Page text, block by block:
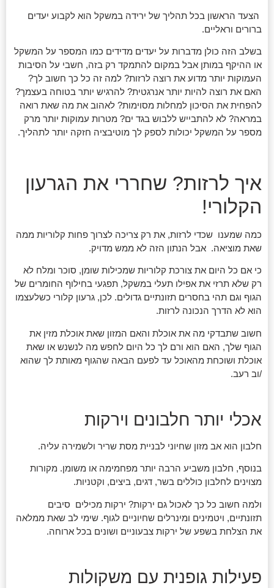
הצעד הראשון בכל תהליך של ירידה במשקל הוא לקבוע יעדים
ברורים וראליים.
בשלב הזה כולן מדברות על יעדים מדידים כמו המספר על המשקל
או ההיקף במותן אבל במקום להתמקד רק בזה, חשבי על הסיבות
העמוקות יותר מדוע את רוצה לרזות? למה זה כל כך חשוב לך?
האם את רוצה להיות יותר אנרגטית? להרגיש יותר בטוחה בעצמך?
להפחית את הסיכון למחלות מסוימות? לאהוב את מה שאת רואה
במראה? לא להתבייש ללבוש בגד ים? מטרות עמוקות יותר מרק
מספר על המשקל יכולות לספק לך מוטיבציה חזקה יותר לתהליך.
איך לרזות? שחררי את הגרעון
הקלורי!
כמה שמענו שכדי לרזות, את רק צריכה לצרוך פחות קלוריות ממה
שאת מוציאה. אבל הנתון הזה לא ממש מדויק.
כי אם כל היום את צורכת קלוריות שמכילות שומן, סוכר ומלח לא
רק שלא תרזי את אפילו תעלי במשקל, תפגעי בחילוף החומרים של
הגוף וגם תהי בחסרים תזונתיים גדולים. לכן, גרעון קלורי כשלעצמו
הוא לא הדרך הנכונה לרזות.
חשוב שתבדקי מה את אוכלת והאם המזון שאת אוכלת מזין את
הגוף שלך, האם הוא ורם לך כל היום לחפש מה לנשנש או שאת
אוכלת ושוכחת מהאוכל עד לפעם הבאה שהגוף מאותת לך שהוא
/וב רעב.
אכלי יותר חלבונים וירקות
חלבון הוא אב מזון שחיוני לבניית מסת שריר ולשמירה עליה.
בנוסף, חלבון משביע הרבה יותר מפחמימה או משומן. מקורות
מצוינים לחלבון כוללים בשר, דגים, ביצים, וקטניות.
ולמה חשוב כל כך לאכול גם ירקות? ירקות מכילים סיבים
תזונתיים, ויטמינים ומינרלים שחיוניים לגוף. שימי לב שאת ממלאה
את הצלחת בשפע של ירקות צבעוניים ושונים בכל ארוחה.
פעילות גופנית עם משקולות